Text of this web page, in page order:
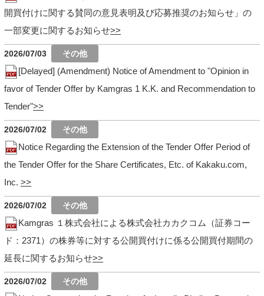
開買付けに関する賛同の意見表明及び応募推奨のお知らせ」の
一部変更に関するお知らせ
2026/07/03
[Delayed] (Amendment) Notice of Amendment to "Opinion in
favor of Tender Offer by Kamgras 1 K.K. and Recommendation to
Tender"
2026/07/02
Notice Regarding the Extension of the Tender Offer Period of
the Tender Offer for the Share Certificates, Etc. of Kakaku.com,
Inc.
2026/07/02
Kamgras １株式会社による株式会社カカクコム（証券コー
ド：2371）の株券等に対する公開買付けに係る公開買付期間の
延長に関するお知らせ
2026/07/02